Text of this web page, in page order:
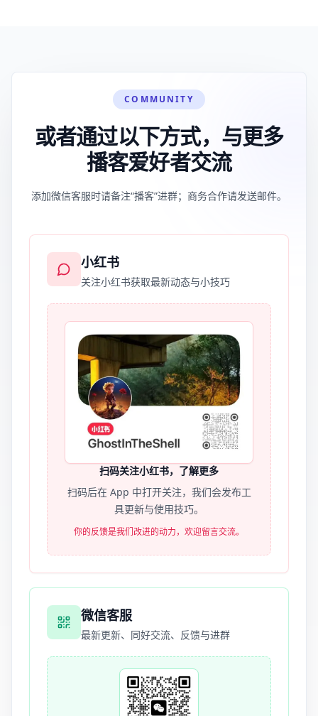
COMMUNITY
或者通过以下方式，与更多
播客爱好者交流
添加微信客服时请备注“播客”进群；商务合作请发送邮件。
小红书
关注小红书获取最新动态与小技巧
扫码关注小红书，了解更多
扫码后在 App 中打开关注，我们会发布工
具更新与使用技巧。
你的反馈是我们改进的动力，欢迎留言交流。
微信客服
最新更新、同好交流、反馈与进群